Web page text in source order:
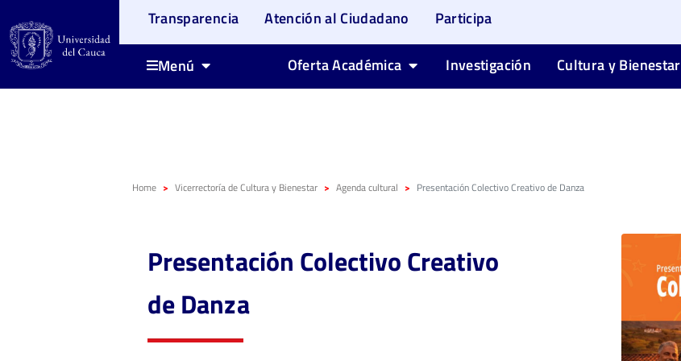
Transparencia Atención al Ciudadano Participa
Menú Oferta Académica Investigación Cultura y Bienestar
Home Vicerrectoría de Cultura y Bienestar Agenda cultural Presentación Colectivo Creativo de Danza
Presentación Colectivo Creativo
de Danza